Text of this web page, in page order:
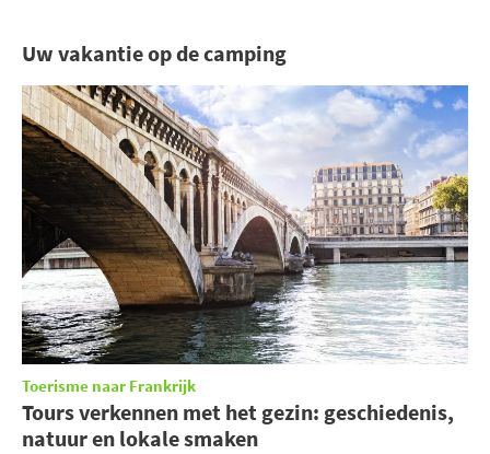
Uw vakantie op de camping
Toerisme naar Frankrijk
Tours verkennen met het gezin: geschiedenis,
natuur en lokale smaken